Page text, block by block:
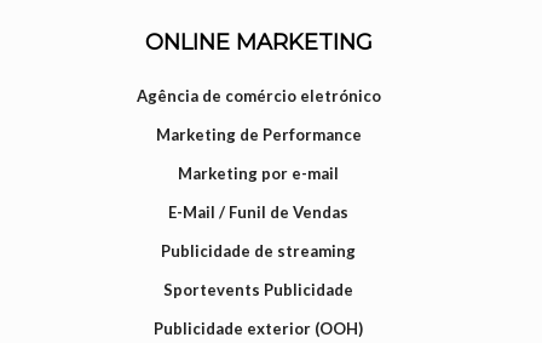
ONLINE MARKETING
Agência de comércio eletrónico
Marketing de Performance
Marketing por e-mail
E-Mail / Funil de Vendas
Publicidade de streaming
Sportevents Publicidade
Publicidade exterior (OOH)